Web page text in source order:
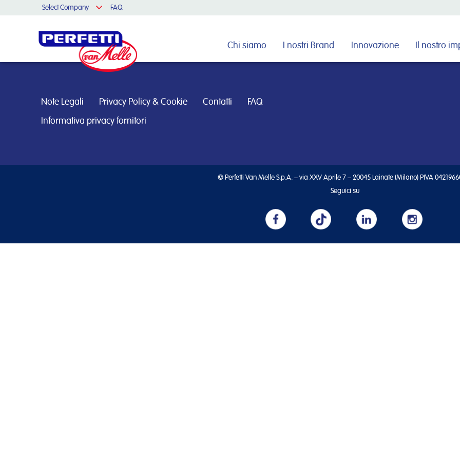
Select Company FAQ
Chi siamo I nostri Brand Innovazione Il nostro
Cerca nel sito
Note Legali Privacy Policy & Cookie Contatti FAQ
Informativa privacy fornitori
© Perfetti Van Melle S.p.A. – via XXV Aprile 7 – 20045 Lainate (Milano) PIVA
Seguici su